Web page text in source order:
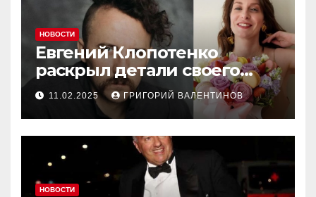
НОВОСТИ
Евгений Клопотенко
раскрыл детали своего
романа с Екатериной
Песковой
11.02.2025 ГРИГОРИЙ ВАЛЕНТИНОВ
НОВОСТИ